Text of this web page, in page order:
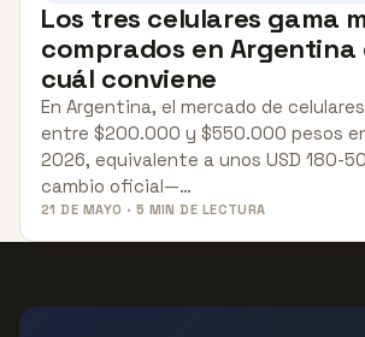
Los tres celulares gama
comprados en Argentina
cuál conviene
En Argentina, el mercado de
entre $200.000 y $550.000 pesos
2026, equivalente a unos USD 180-
cambio oficial—…
21 DE MAYO · 5 MIN DE LECTURA